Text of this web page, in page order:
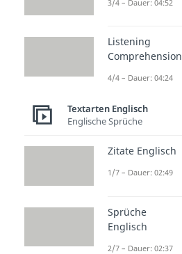
3/4 – Dauer: 04:52
Listening
Comprehension
4/4 – Dauer: 04:24
Textarten Englisch
Englische Sprüche
Zitate Englisch
1/7 – Dauer: 02:49
Sprüche
Englisch
2/7 – Dauer: 02:37